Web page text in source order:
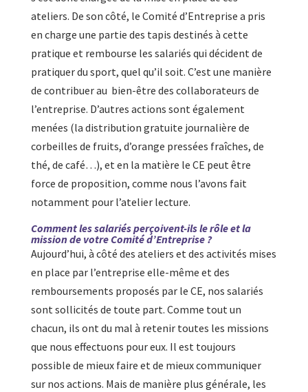
ateliers. De son côté, le Comité d’Entreprise a pris
en charge une partie des tapis destinés à cette
pratique et rembourse les salariés qui décident de
pratiquer du sport, quel qu’il soit. C’est une manière
de contribuer au bien-être des collaborateurs de
l’entreprise. D’autres actions sont également
menées (la distribution gratuite journalière de
corbeilles de fruits, d’orange pressées fraîches, de
thé, de café…), et en la matière le CE peut être
force de proposition, comme nous l’avons fait
notamment pour l’atelier lecture.
Comment les salariés perçoivent-ils le rôle et la
mission de votre Comité d’Entreprise ?
Aujourd’hui, à côté des ateliers et des activités mises
en place par l’entreprise elle-même et des
remboursements proposés par le CE, nos salariés
sont sollicités de toute part. Comme tout un
chacun, ils ont du mal à retenir toutes les missions
que nous effectuons pour eux. Il est toujours
possible de mieux faire et de mieux communiquer
sur nos actions. Mais de manière plus générale, les